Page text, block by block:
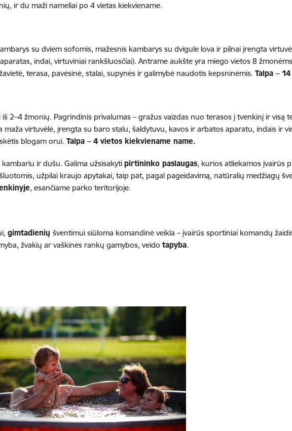
ir du maži nameliai po 4 vietas kiekviename.
su dviem sofomis, mažesnis kambarys su dvigule lova ir pilnai įrengta
indai, virtuviniai rankšluosčiai). Antrame aukšte yra miego vietos 8
terasa, pavėsinė, stalai, supynės ir galimybė naudotis kepsninėmis. Talpa –
2–4 žmonių. Pagrindinis privalumas – gražus vaizdas nuo terasos į tvenkinį ir visą
virtuvėlė, įrengta su baro stalu, šaldytuvu, kavos ir arbatos aparatu, indais ir
blogam orui. Talpa – 4 vietos kiekviename name.
ir dušu. Galima užsisakyti pirtininko paslaugas, kurios atliekamos įvairūs
užpilai kraujo apytakai, taip pat, pagal pageidavimą, natūralių medžiagų
, esančiame parko teritorijoje.
gimtadienių šventimui siūloma komandinė veikla – įvairūs sportiniai komandų
žvakių ar vaškinės rankų gamybos, veido tapyba.